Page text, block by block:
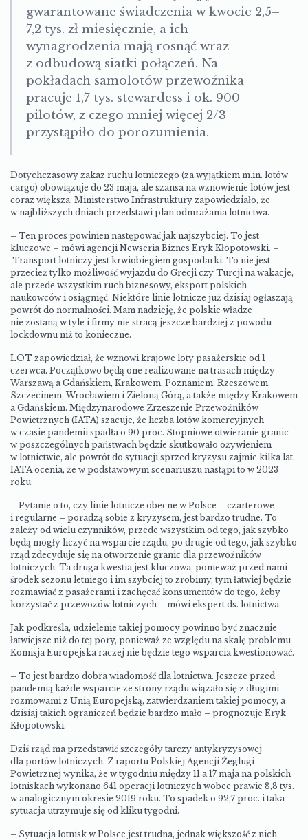
gwarantowane świadczenia w kwocie 2,5–
7,2 tys. zł miesięcznie, a ich
wynagrodzenia mają rosnąć wraz
z odbudową siatki połączeń. Na
pokładach samolotów przewoźnika
pracuje 1,7 tys. stewardess i ok. 900
pilotów, z czego mniej więcej 2/3
przystąpiło do porozumienia.
Dotychczasowy zakaz ruchu lotniczego (za wyjątkiem m.in. lotów
cargo) obowiązuje do 23 maja, ale szansa na wznowienie lotów jest
coraz większa. Ministerstwo Infrastruktury zapowiedziało, że
w najbliższych dniach przedstawi plan odmrażania lotnictwa.
– Ten proces powinien następować jak najszybciej. To jest
kluczowe – mówi agencji Newseria Biznes Eryk Kłopotowski. –
Transport lotniczy jest krwiobiegiem gospodarki. To nie jest
przecież tylko możliwość wyjazdu do Grecji czy Turcji na wakacje,
ale przede wszystkim ruch biznesowy, eksport polskich
naukowców i osiągnięć. Niektóre linie lotnicze już dzisiaj ogłaszają
powrót do normalności. Mam nadzieję, że polskie władze
nie zostaną w tyle i firmy nie stracą jeszcze bardziej z powodu
lockdownu niż to konieczne.
LOT zapowiedział, że wznowi krajowe loty pasażerskie od 1
czerwca. Początkowo będą one realizowane na trasach między
Warszawą a Gdańskiem, Krakowem, Poznaniem, Rzeszowem,
Szczecinem, Wrocławiem i Zieloną Górą, a także między Krakowem
a Gdańskiem. Międzynarodowe Zrzeszenie Przewoźników
Powietrznych (IATA) szacuje, że liczba lotów komercyjnych
w czasie pandemii spadła o 90 proc. Stopniowe otwieranie granic
w poszczególnych państwach będzie skutkowało ożywieniem
w lotnictwie, ale powrót do sytuacji sprzed kryzysu zajmie kilka lat.
IATA ocenia, że w podstawowym scenariuszu nastąpi to w 2023
roku.
– Pytanie o to, czy linie lotnicze obecne w Polsce – czarterowe
i regularne – poradzą sobie z kryzysem, jest bardzo trudne. To
zależy od wielu czynników, przede wszystkim od tego, jak szybko
będą mogły liczyć na wsparcie rządu, po drugie od tego, jak szybko
rząd zdecyduje się na otworzenie granic dla przewoźników
lotniczych. Ta druga kwestia jest kluczowa, ponieważ przed nami
środek sezonu letniego i im szybciej to zrobimy, tym łatwiej będzie
rozmawiać z pasażerami i zachęcać konsumentów do tego, żeby
korzystać z przewozów lotniczych – mówi ekspert ds. lotnictwa.
Jak podkreśla, udzielenie takiej pomocy powinno być znacznie
łatwiejsze niż do tej pory, ponieważ ze względu na skalę problemu
Komisja Europejska raczej nie będzie tego wsparcia kwestionować.
– To jest bardzo dobra wiadomość dla lotnictwa. Jeszcze przed
pandemią każde wsparcie ze strony rządu wiązało się z długimi
rozmowami z Unią Europejską, zatwierdzaniem takiej pomocy, a
dzisiaj takich ograniczeń będzie bardzo mało – prognozuje Eryk
Kłopotowski.
Dziś rząd ma przedstawić szczegóły tarczy antykryzysowej
dla portów lotniczych. Z raportu Polskiej Agencji Żeglugi
Powietrznej wynika, że w tygodniu między 11 a 17 maja na polskich
lotniskach wykonano 641 operacji lotniczych wobec prawie 8,8 tys.
w analogicznym okresie 2019 roku. To spadek o 92,7 proc. i taka
sytuacja utrzymuje się od kliku tygodni.
– Sytuacja lotnisk w Polsce jest trudna, jednak większość z nich